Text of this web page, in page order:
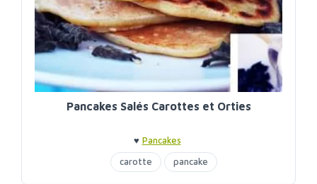
Pancakes Salés Carottes et Orties
♥ Pancakes
carotte
pancake